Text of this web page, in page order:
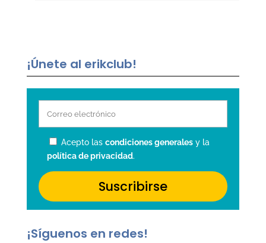
¡Únete al erikclub!
Acepto las condiciones generalesy la
política de privacidad.
¡Síguenos en redes!